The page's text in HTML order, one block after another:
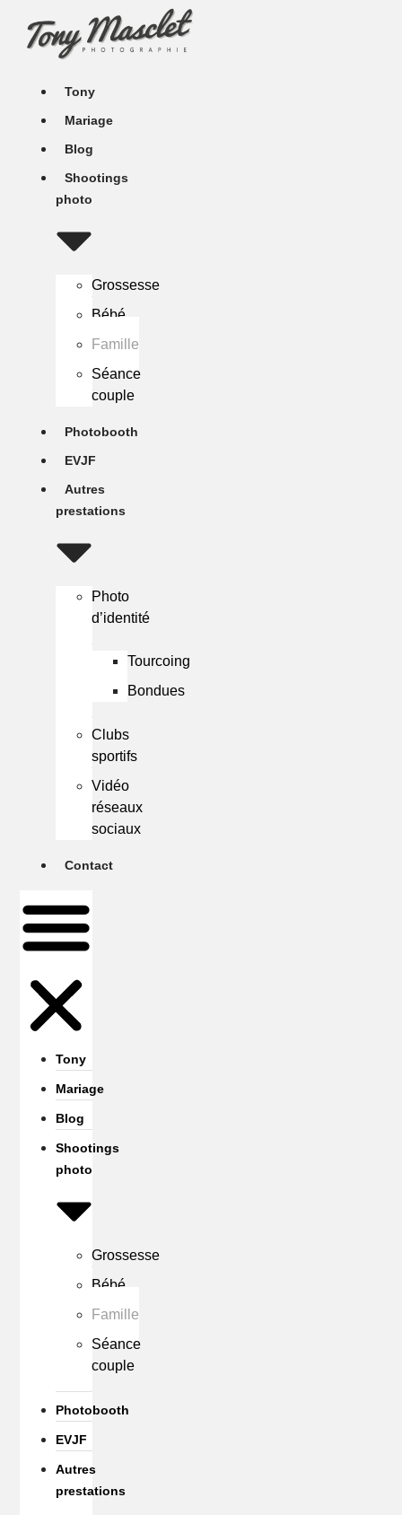
contenu
Tony
Mariage
Blog
Shootings
photo
Grossesse
Bébé
Famille
Séance
couple
Photobooth
EVJF
Autres
prestations
Photo
d’identité
Tourcoing
Bondues
Clubs
sportifs
Vidéo
réseaux
sociaux
Contact
Tony
Mariage
Blog
Shootings
photo
Grossesse
Bébé
Famille
Séance
couple
Photobooth
EVJF
Autres
prestations